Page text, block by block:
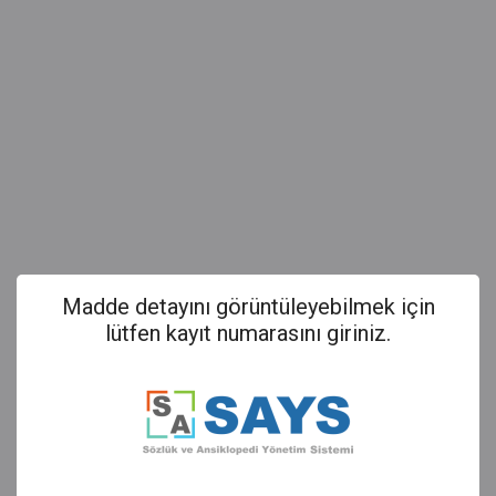
Madde detayını görüntüleyebilmek için
lütfen kayıt numarasını giriniz.